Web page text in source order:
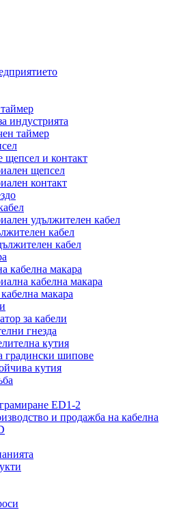
индустрията
таймер
щепсел и контакт
щепсел
контакт
удължителен кабел
кабел
кабел
кабелна макара
кабелна макара
макара
за кабели
гнезда
кутия
градински шипове
кутия
ED1-2
и продажба на кабелна